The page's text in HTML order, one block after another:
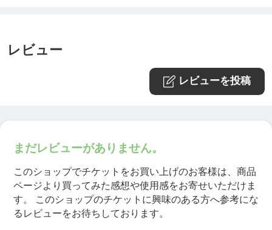
レビュー
レビューを投稿
まだレビューがありません。
このショップでチケットをお買い上げのお客様は、商品
ページより買ってみた感想や使用感をお寄せいただけま
す。
このショップのチケットに興味のある方へ参考にな
るレビューをお待ちしております。